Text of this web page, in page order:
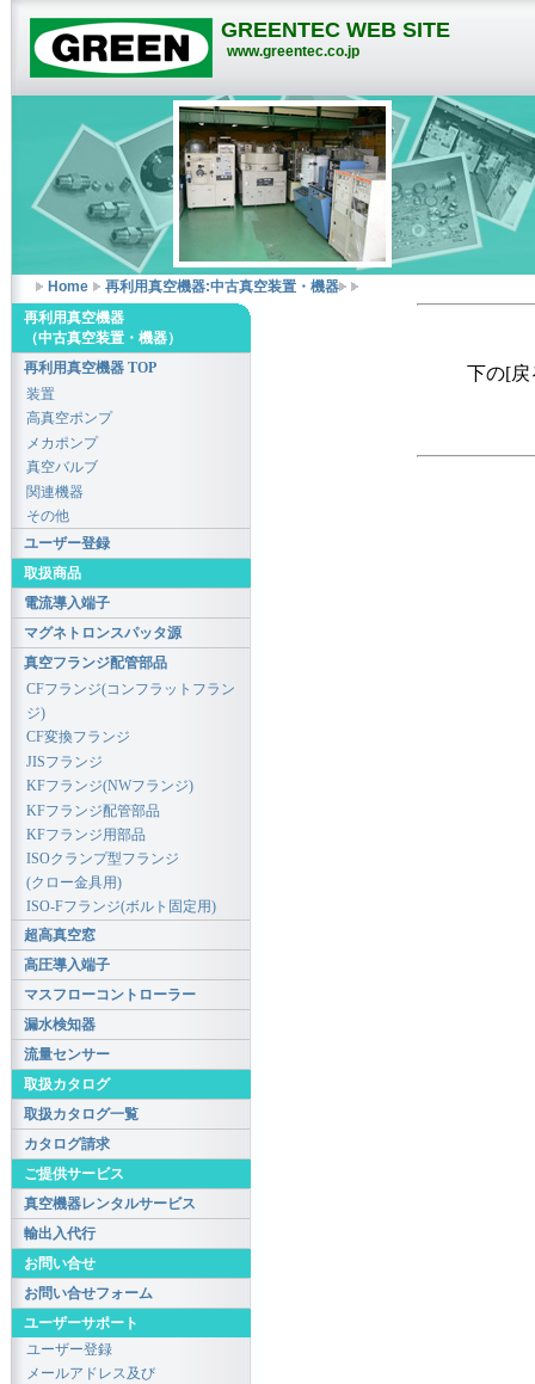
GREENTEC WEB SITE
www.greentec.co.jp
Home 再利用真空機器:中古真空装置・機器
下の[戻
再利用真空機器
（中古真空装置・機器）
再利用真空機器 TOP
装置
高真空ポンプ
メカポンプ
真空バルブ
関連機器
その他
ユーザー登録
取扱商品
電流導入端子
マグネトロンスパッタ源
真空フランジ配管部品
CFフランジ(コンフラットフラン
ジ)
CF変換フランジ
JISフランジ
KFフランジ(NWフランジ)
KFフランジ配管部品
KFフランジ用部品
ISOクランプ型フランジ
(クロー金具用)
ISO-Fフランジ(ボルト固定用)
超高真空窓
高圧導入端子
マスフローコントローラー
漏水検知器
流量センサー
取扱カタログ
取扱カタログ一覧
カタログ請求
ご提供サービス
真空機器レンタルサービス
輸出入代行
お問い合せ
お問い合せフォーム
ユーザーサポート
ユーザー登録
メールアドレス及び